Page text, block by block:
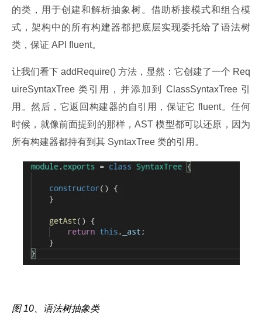
的类，用于创建和解析抽象树。借助桥接模式和组合模
式，架构中的所有构建器都把底层实现委托给了语法树
类，保证 API fluent。
让我们看下 addRequire() 方法，显然：它创建了一个 Req
uireSyntaxTree 类引用，并添加到 ClassSyntaxTree 引
用。然后，它返回构建器的自引用，保证它 fluent。任何
时候，就像前面提到的那样，AST 模型都可以还原，因为
所有构建器都持有到其 SyntaxTree 类的引用。
图 10、语法树抽象类